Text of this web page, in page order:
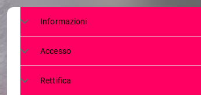
Informazioni
Accesso
Rettifica